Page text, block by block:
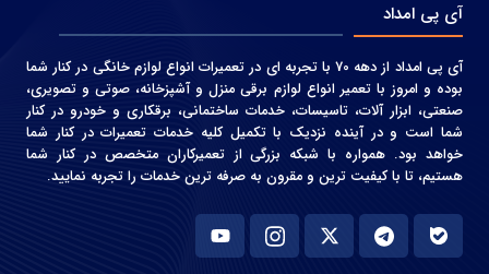
آی پی امداد
آی پی امداد از دهه 70 با تجربه ای در تعمیرات انواع لوازم خانگی در کنار شما
بوده و امروز با تعمیر انواع لوازم برقی منزل و آشپزخانه، صوتی و‌ تصویری،
صنعتی، ابزار آلات، تاسیسات، خدمات ساختمانی، برقکاری و خودرو در کنار
شما است و در آینده نزدیک با تکمیل کلیه خدمات تعمیرات در کنار شما
خواهد بود. همواره با شبکه بزرگی از تعمیرکاران متخصص در کنار شما
هستیم، تا با کیفیت ترین و مقرون به صرفه ترین خدمات را تجربه نمایید.